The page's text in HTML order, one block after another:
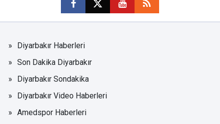
Diyarbakır Haberleri
Son Dakika Diyarbakır
Diyarbakır Sondakika
Diyarbakır Video Haberleri
Amedspor Haberleri